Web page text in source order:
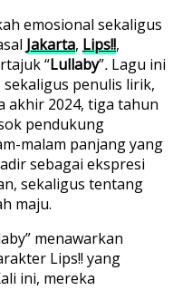
emosional sekaligus
Jakarta, Lips!!,
“Lullaby”. Lagu ini
penulis lirik,
akhir 2024, tiga tahun
pendukung
malam panjang yang
sebagai ekspresi
sekaligus tentang
maju.
menawarkan
Lips!! yang
ini, mereka